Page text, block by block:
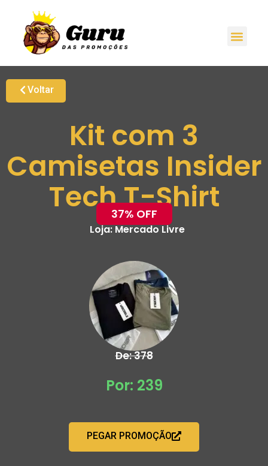
Voltar
Kit com 3
Camisetas Insider
Tech T-Shirt
37% OFF
Loja:Mercado Livre
De: 378
Por: 239
PEGAR PROMOÇÃO